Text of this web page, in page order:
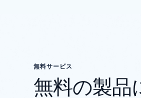
無料サービス
無料の製品